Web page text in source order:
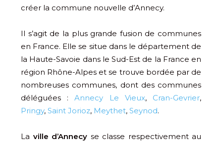
créer la commune nouvelle d’Annecy.
Il s’agit de la plus grande fusion de communes
en France. Elle se situe dans le département de
la Haute-Savoie dans le Sud-Est de la France en
région Rhône-Alpes et se trouve bordée par de
nombreuses communes, dont des communes
déléguées :Annecy Le Vieux, Cran-Gevrier,
Pringy, Saint Jorioz, Meythet, Seynod.
La ville d’Annecy se classe respectivement au